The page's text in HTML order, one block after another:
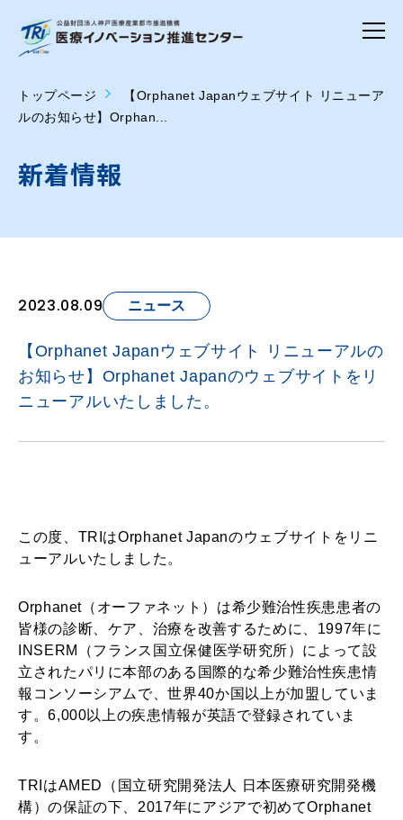
トップページ
【Orphanet Japanウェブサイト リニューア
ルのお知らせ】Orphan...
新着情報
2023.08.09 ニュース
【Orphanet Japanウェブサイト リニューアルの
お知らせ】Orphanet Japanのウェブサイトをリ
ニューアルいたしました。
この度、TRIはOrphanet Japanのウェブサイトをリニ
ューアルいたしました。
Orphanet（オーファネット）は希少難治性疾患患者の
皆様の診断、ケア、治療を改善するために、1997年に
INSERM（フランス国立保健医学研究所）によって設
立されたパリに本部のある国際的な希少難治性疾患情
報コンソーシアムで、世界40か国以上が加盟していま
す。6,000以上の疾患情報が英語で登録されていま
す。
TRIはAMED（国立研究開発法人 日本医療研究開発機
構）の保証の下、2017年にアジアで初めてOrphanet